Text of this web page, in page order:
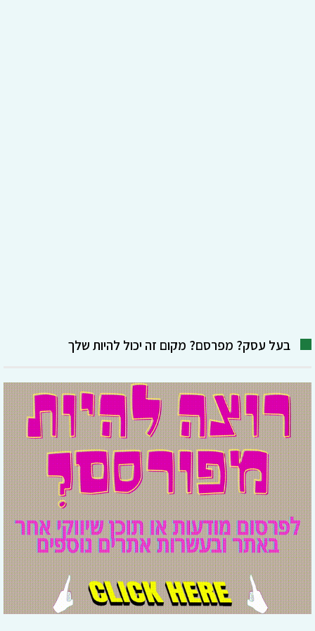
בעל עסק? מפרסם? מקום זה יכול להיות שלך